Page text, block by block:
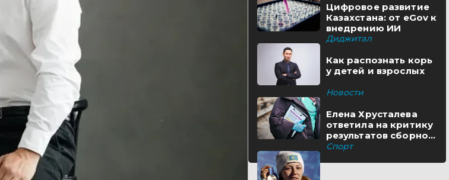
Цифровое развитие
Казахстана: от eGov к
внедрению ИИ
Диджитал
Как распознать корь
у детей и взрослых
Новости
Елена Хрусталева
ответила на критику
результатов сборной
Казахстана
Спорт